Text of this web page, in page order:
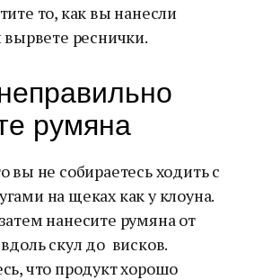
то, как вы нанесли
вырвете реснички.
румяна
вы не собираетесь ходить с
на щеках как у клоуна.
нанесите румяна от
скул до висков.
что продукт хорошо